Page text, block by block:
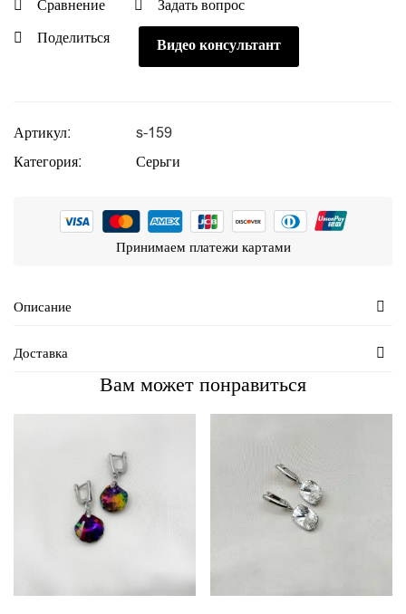
Сравнение
Задать вопрос
Поделиться
Видео консультант
Артикул:
s-159
Категория:
Серьги
Принимаем платежи картами
Описание
Доставка
Вам может понравиться